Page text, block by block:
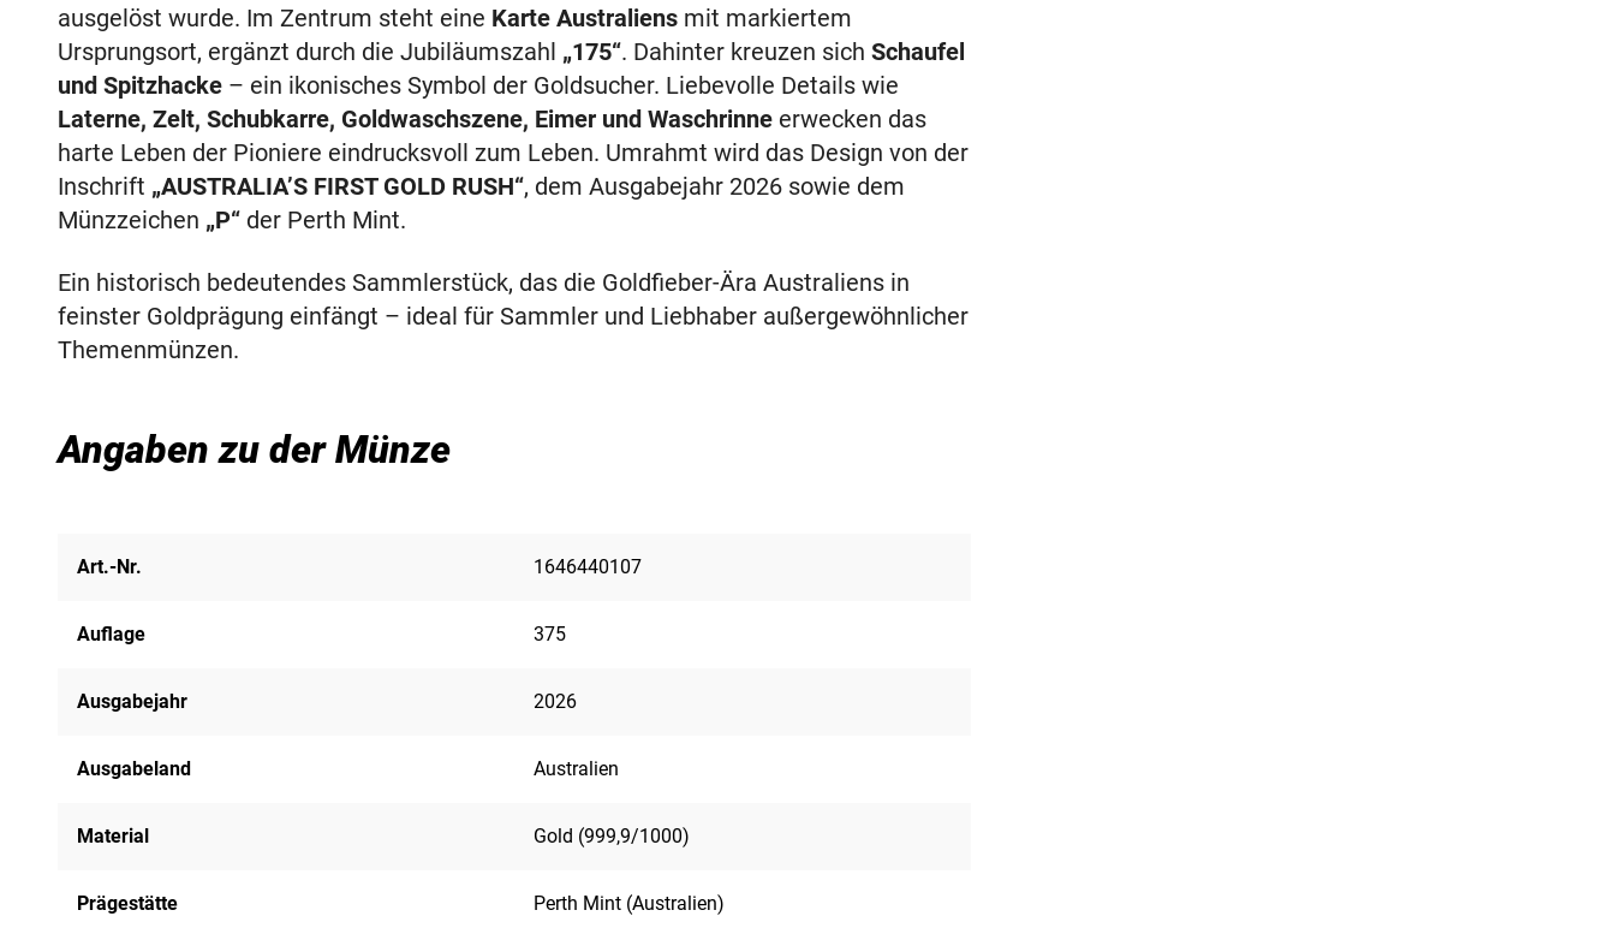
ausgelöst wurde. Im Zentrum steht eine Karte Australiens mit markiertem
Ursprungsort, ergänzt durch die Jubiläumszahl „175“. Dahinter kreuzen sich Schaufel
und Spitzhacke – ein ikonisches Symbol der Goldsucher. Liebevolle Details wie
Laterne, Zelt, Schubkarre, Goldwaschszene, Eimer und Waschrinne erwecken das
harte Leben der Pioniere eindrucksvoll zum Leben. Umrahmt wird das Design von der
Inschrift „AUSTRALIA’S FIRST GOLD RUSH“, dem Ausgabejahr 2026 sowie dem
Münzzeichen „P“ der Perth Mint.
Ein historisch bedeutendes Sammlerstück, das die Goldfieber-Ära Australiens in
feinster Goldprägung einfängt – ideal für Sammler und Liebhaber außergewöhnlicher
Themenmünzen.
Angaben zu der Münze
Art.-Nr. 1646440107
Auflage 375
Ausgabejahr 2026
Ausgabeland Australien
Material Gold (999,9/1000)
Prägestätte Perth Mint (Australien)